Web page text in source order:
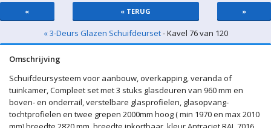
« « TERUG »
« 3-Deurs Glazen Schuifdeurset- Kavel 76 van 120
Omschrijving
Schuifdeursysteem voor aanbouw, overkapping, veranda of
tuinkamer, Compleet set met 3 stuks glasdeuren van 960 mm en
boven- en onderrail, verstelbare glasprofielen, glasopvang-
tochtprofielen en twee grepen 2000mm hoog ( min 1970 en max 2010